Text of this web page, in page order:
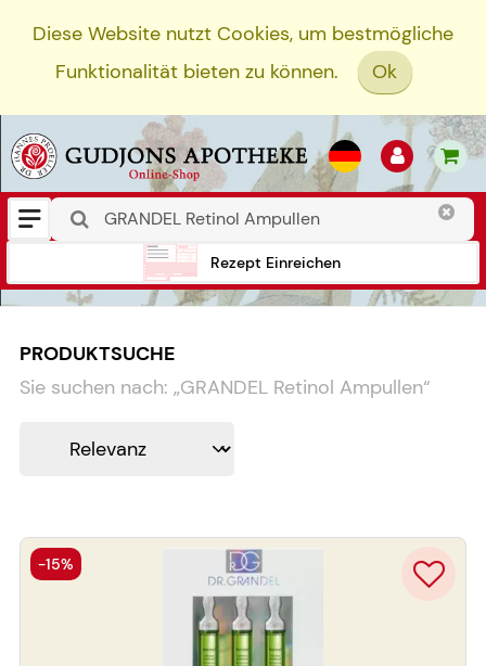
Diese Website nutzt Cookies, um bestmögliche
Funktionalität bieten zu können.
Ok
Rezept Einreichen
PRODUKTSUCHE
Sie suchen nach: „GRANDEL Retinol Ampullen“
-15%